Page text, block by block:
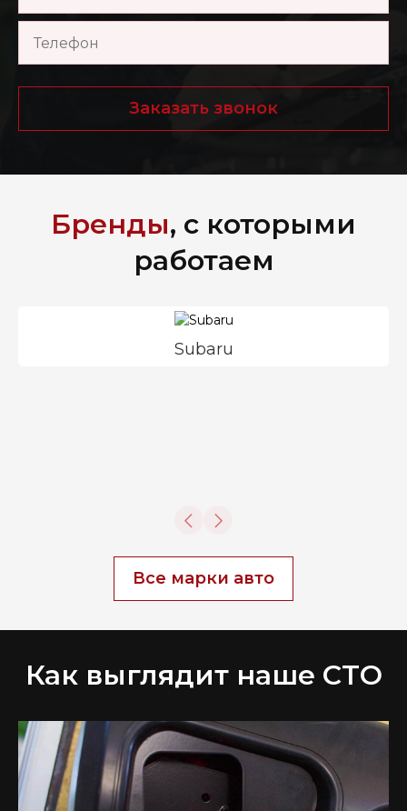
Заказать звонок
Бренды, с которыми
работаем
Subaru
Все марки авто
Как выглядит наше СТО